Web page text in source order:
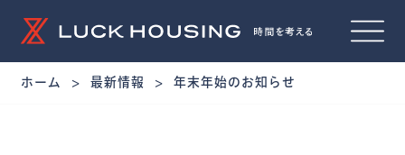
ホーム 最新情報 年末年始のお知らせ